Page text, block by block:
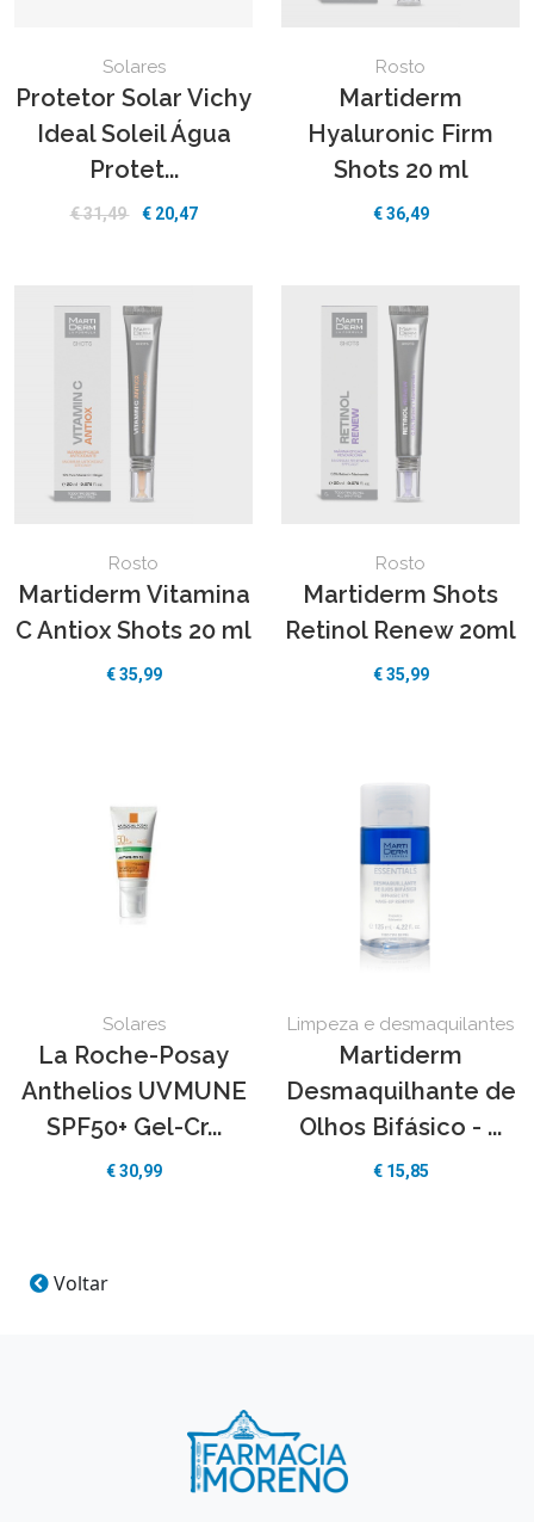
Solares
Protetor Solar Vichy
Ideal Soleil Água
Protet...
€31,49 € 20,47
Rosto
Martiderm
Hyaluronic Firm
Shots 20 ml
€36,49
Rosto
Martiderm Vitamina
C Antiox Shots 20 ml
€35,99
Rosto
Martiderm Shots
Retinol Renew 20ml
€35,99
Solares
La Roche-Posay
Anthelios UVMUNE
SPF50+ Gel-Cr...
€30,99
Limpeza e desmaquilantes
Martiderm
Desmaquilhante de
Olhos Bifásico - ...
€ 15,85
Voltar